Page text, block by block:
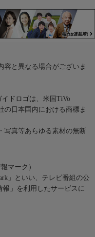
容と異なる場合がございま
ドロゴは、米国TiVo
の日本国内における商標ま
写真等あらゆる素材の無断
マーク）
」といい、テレビ番組の公
報」を利用したサービスに